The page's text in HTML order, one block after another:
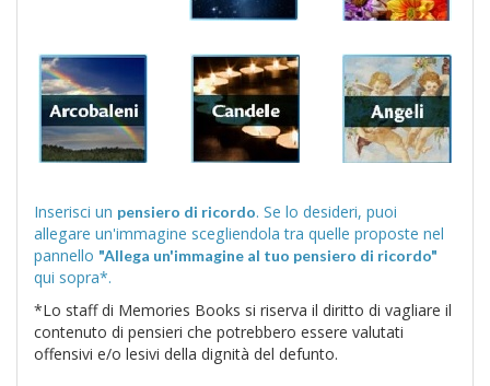
Inserisci un pensiero di ricordo. Se lo desideri, puoi
allegare un'immagine scegliendola tra quelle proposte nel
pannello "Allega un'immagine al tuo pensiero di ricordo"
qui sopra*.
*Lo staff di Memories Books si riserva il diritto di vagliare il
contenuto di pensieri che potrebbero essere valutati
offensivi e/o lesivi della dignità del defunto.